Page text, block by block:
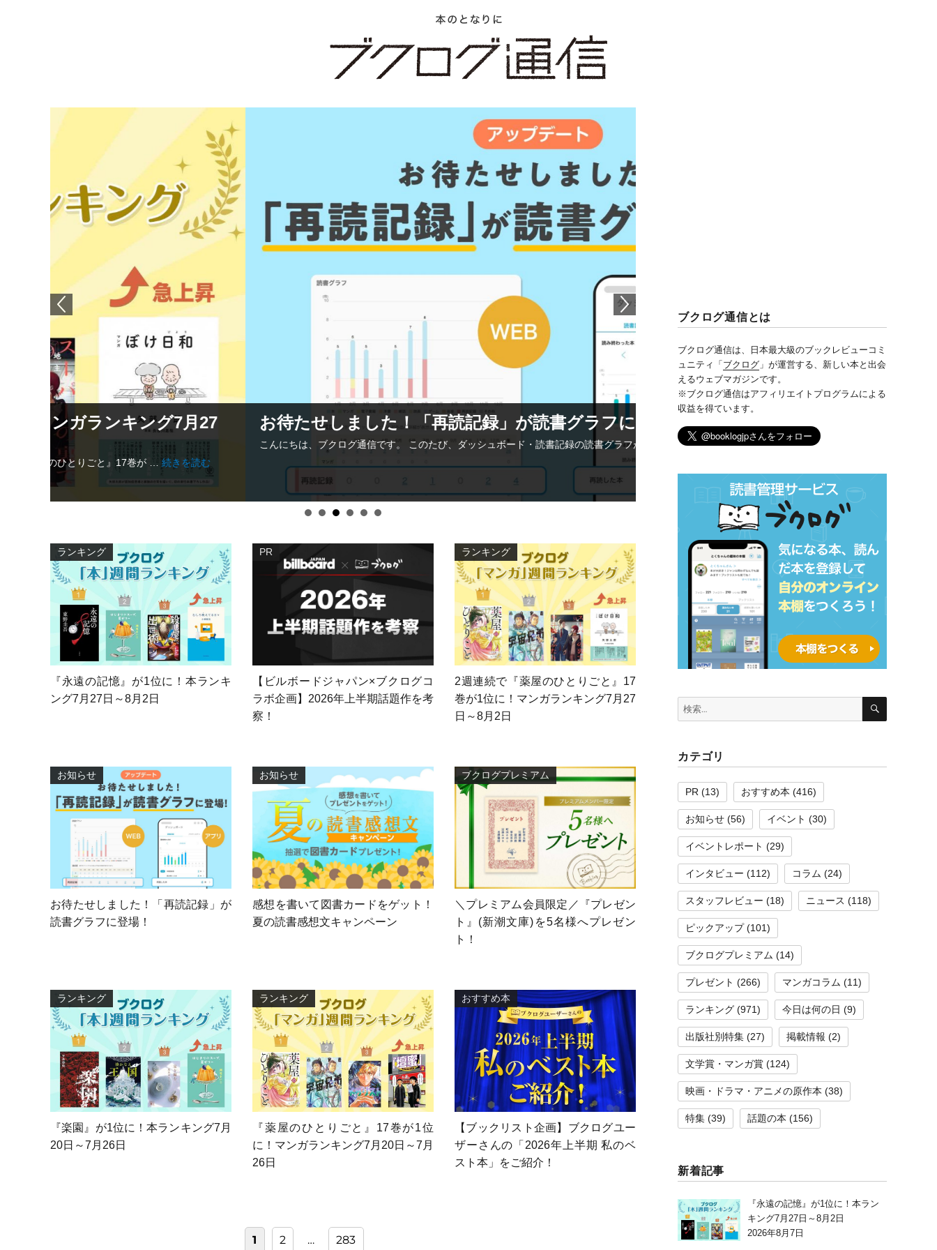
で『薬屋のひとりごと』17巻が1位に！マンガランキング7月27日～8月2日” の
お待たせしました！「再読記録」が読書グラフに登場！
こんにちは、ブクログ通信です。 このたび、ダッシュボード・読書記録の読書グラフが「再読した本」に対応 …“お待たせしました！「再読記録」が読書グラフに登場！” の
続きを読む
感想を書いて図書カードをゲット！
こんにちは、ブクログ通信です。 いつもブクログをご利用い
ランキング
『永遠の記憶』が1位に！本ランキ
ング7月27日～8月2日
PR
【ビルボードジャパン×ブクログコ
ラボ企画】2026年上半期話題作を考
察！
ランキング
2週連続で『薬屋のひとりごと』17
巻が1位に！マンガランキング7月27
日～8月2日
お知らせ
お待たせしました！「再読記録」が
読書グラフに登場！
お知らせ
感想を書いて図書カードをゲット！
夏の読書感想文キャンペーン
ブクログプレミアム
＼プレミアム会員限定／『プレゼン
ト』(新潮文庫)を5名様へプレゼン
ト！
ランキング
『楽園』が1位に！本ランキング7月
20日～7月26日
ランキング
『薬屋のひとりごと』17巻が1位
に！マンガランキング7月20日～7月
26日
おすすめ本
【ブックリスト企画】ブクログユー
ザーさんの「2026年上半期 私のベ
スト本」をご紹介！
固
1
固
2 …
固
283
ブクログ通信とは
ブクログ通信は、日本最大級のブックレビューコミ
ュニティ「 ブクログ 」が運営する、新しい本と出会
えるウェブマガジンです。
※ブクログ通信はアフィリエイトプログラムによる
収益を得ています。
検
索:
検
カテゴリ
PR (13) おすすめ本 (416)
お知らせ (56) イベント (30)
イベントレポート (29)
インタビュー (112) コラム (24)
スタッフレビュー (18) ニュース (118)
ピックアップ(101)
ブクログプレミアム (14)
プレゼント (266) マンガコラム (11)
ランキング (971) 今日は何の日 (9)
出版社別特集 (27) 掲載情報 (2)
文学賞・マンガ賞 (124)
映画・ドラマ・アニメの原作本 (38)
特集 (39) 話題の本 (156)
新着記事
『永遠の記憶』が1位に！本ラン
キング7月27日～8月2日
2026年8月7日